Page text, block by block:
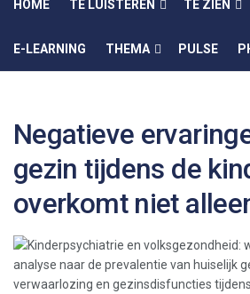
HOME TE LUISTEREN TE ZIEN
E-LEARNING THEMA PULSE
Negatieve
gezin tijdens de
overkomt niet